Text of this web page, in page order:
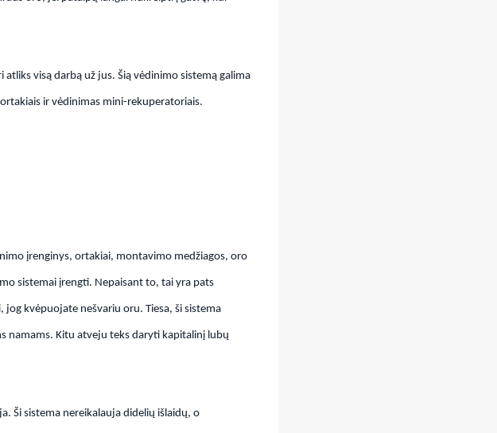
visą darbą už jus. Šią vėdinimo sistemą galima
ir vėdinimas mini-rekuperatoriais.
įrenginys, ortakiai, montavimo medžiagos, oro
sistemai įrengti. Nepaisant to, tai yra pats
kvėpuojate nešvariu oru. Tiesa, ši sistema
namams. Kitu atveju teks daryti kapitalinį lubų
Ši sistema nereikalauja didelių išlaidų, o